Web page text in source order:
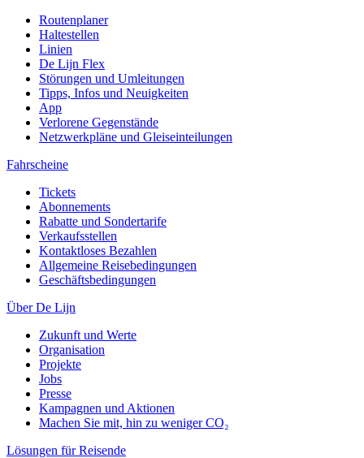
Routenplaner
Haltestellen
Linien
De Lijn Flex
Störungen und Umleitungen
Tipps, Infos und Neuigkeiten
App
Verlorene Gegenstände
Netzwerkpläne und Gleiseinteilungen
Fahrscheine
Tickets
Abonnements
Rabatte und Sondertarife
Verkaufsstellen
Kontaktloses Bezahlen
Allgemeine Reisebedingungen
Geschäftsbedingungen
Über De Lijn
Zukunft und Werte
Organisation
Projekte
Jobs
Presse
Kampagnen und Aktionen
Machen Sie mit, hin zu weniger CO₂
Lösungen für Reisende